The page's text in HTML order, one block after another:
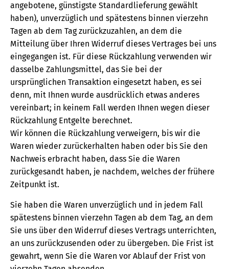
angebotene, günstigste Standardlieferung gewählt
haben), unverzüglich und spätestens binnen vierzehn
Tagen ab dem Tag zurückzuzahlen, an dem die
Mitteilung über Ihren Widerruf dieses Vertrages bei uns
eingegangen ist. Für diese Rückzahlung verwenden wir
dasselbe Zahlungsmittel, das Sie bei der
ursprünglichen Transaktion eingesetzt haben, es sei
denn, mit Ihnen wurde ausdrücklich etwas anderes
vereinbart; in keinem Fall werden Ihnen wegen dieser
Rückzahlung Entgelte berechnet.
Wir können die Rückzahlung verweigern, bis wir die
Waren wieder zurückerhalten haben oder bis Sie den
Nachweis erbracht haben, dass Sie die Waren
zurückgesandt haben, je nachdem, welches der frühere
Zeitpunkt ist.
Sie haben die Waren unverzüglich und in jedem Fall
spätestens binnen vierzehn Tagen ab dem Tag, an dem
Sie uns über den Widerruf dieses Vertrags unterrichten,
an uns zurückzusenden oder zu übergeben. Die Frist ist
gewahrt, wenn Sie die Waren vor Ablauf der Frist von